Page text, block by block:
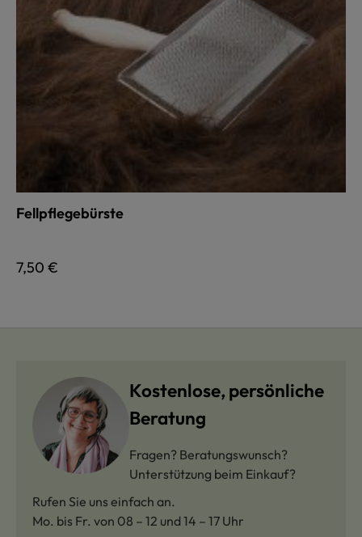
Fellpflegebürste
Regulärer Preis:
7,50 €
Kostenlose, persönliche
Beratung
Fragen? Beratungswunsch?
Unterstützung beim Einkauf?
Rufen Sie uns einfach an.
Mo. bis Fr. von 08 – 12 und 14 – 17 Uhr